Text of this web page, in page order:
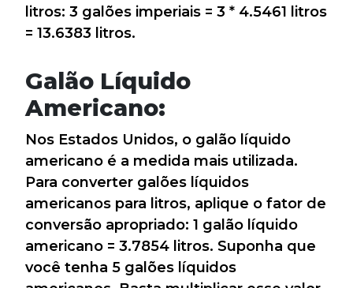
litros: 3 galões imperiais = 3 * 4.5461 litros
= 13.6383 litros.
Galão Líquido
Americano:
Nos Estados Unidos, o galão líquido
americano é a medida mais utilizada.
Para converter galões líquidos
americanos para litros, aplique o fator de
conversão apropriado: 1 galão líquido
americano = 3.7854 litros. Suponha que
você tenha 5 galões líquidos